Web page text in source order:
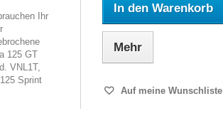
Ihr
125 GT
VNL1T,
Sprint
In den Warenkorb
Mehr
Auf meine Wunschliste